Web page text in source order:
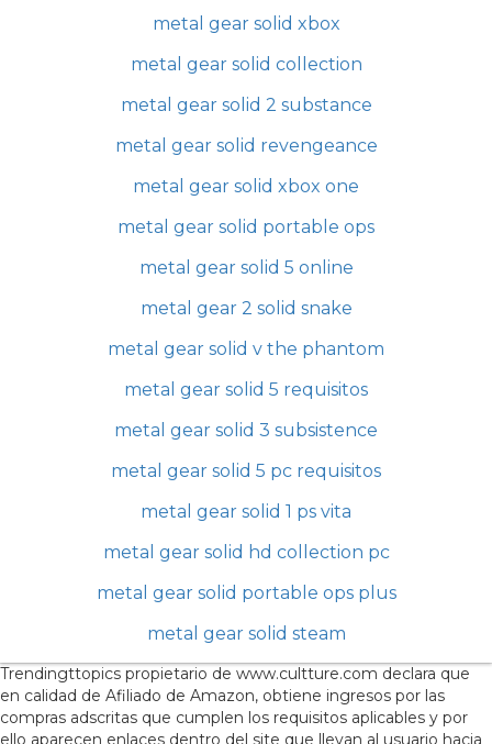
metal gear solid xbox
metal gear solid collection
metal gear solid 2 substance
metal gear solid revengeance
metal gear solid xbox one
metal gear solid portable ops
metal gear solid 5 online
metal gear 2 solid snake
metal gear solid v the phantom
metal gear solid 5 requisitos
metal gear solid 3 subsistence
metal gear solid 5 pc requisitos
metal gear solid 1 ps vita
metal gear solid hd collection pc
metal gear solid portable ops plus
metal gear solid steam
Trendingttopics propietario de www.cultture.com declara que
en calidad de Afiliado de Amazon, obtiene ingresos por las
compras adscritas que cumplen los requisitos aplicables y por